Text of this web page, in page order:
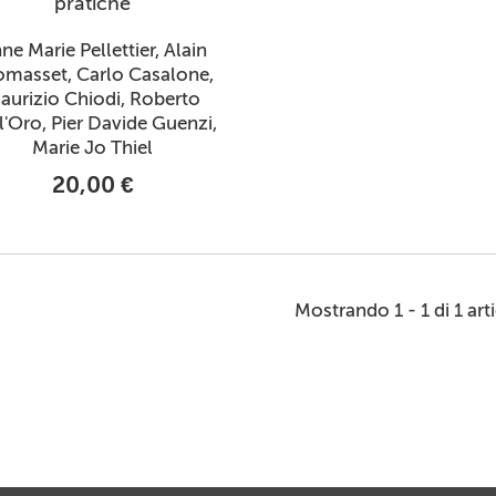
Marie Pellettier, Alain
Carlo Casalone,
Chiodi, Roberto
Pier Davide Guenzi,
Marie Jo Thiel
20,00 €
Mostrando 1 - 1 di 1